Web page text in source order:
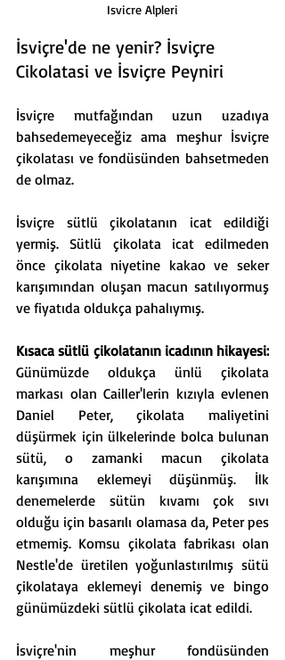
Isvicre Alpleri
İsviçre'de ne yenir? İsviçre
Cikolatasi ve İsviçre Peyniri
İsviçre mutfağından uzun uzadıya
bahsedemeyeceğiz ama meşhur İsviçre
çikolatası ve fondüsünden bahsetmeden
de olmaz.
İsviçre sütlü çikolatanın icat edildiği
yermiş. Sütlü çikolata icat edilmeden
önce çikolata niyetine kakao ve seker
karışımından oluşan macun satılıyormuş
ve fiyatıda oldukça pahalıymış.
Kısaca sütlü çikolatanın icadının hikayesi:
Günümüzde oldukça ünlü çikolata
markası olan Cailler'lerin kızıyla evlenen
Daniel Peter, çikolata maliyetini
düşürmek için ülkelerinde bolca bulunan
sütü, o zamanki macun çikolata
karışımına eklemeyi düşünmüş. İlk
denemelerde sütün kıvamı çok sıvı
olduğu için basarılı olamasa da, Peter pes
etmemiş. Komsu çikolata fabrikası olan
Nestle'de üretilen yoğunlastırılmış sütü
çikolataya eklemeyi denemiş ve bingo
günümüzdeki sütlü çikolata icat edildi.
İsviçre'nin meşhur fondüsünden